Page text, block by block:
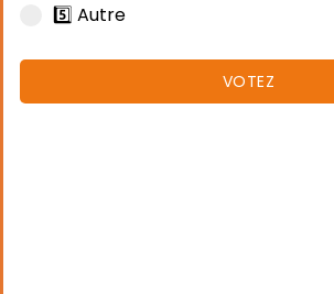
5️⃣ Autre
VOTEZ